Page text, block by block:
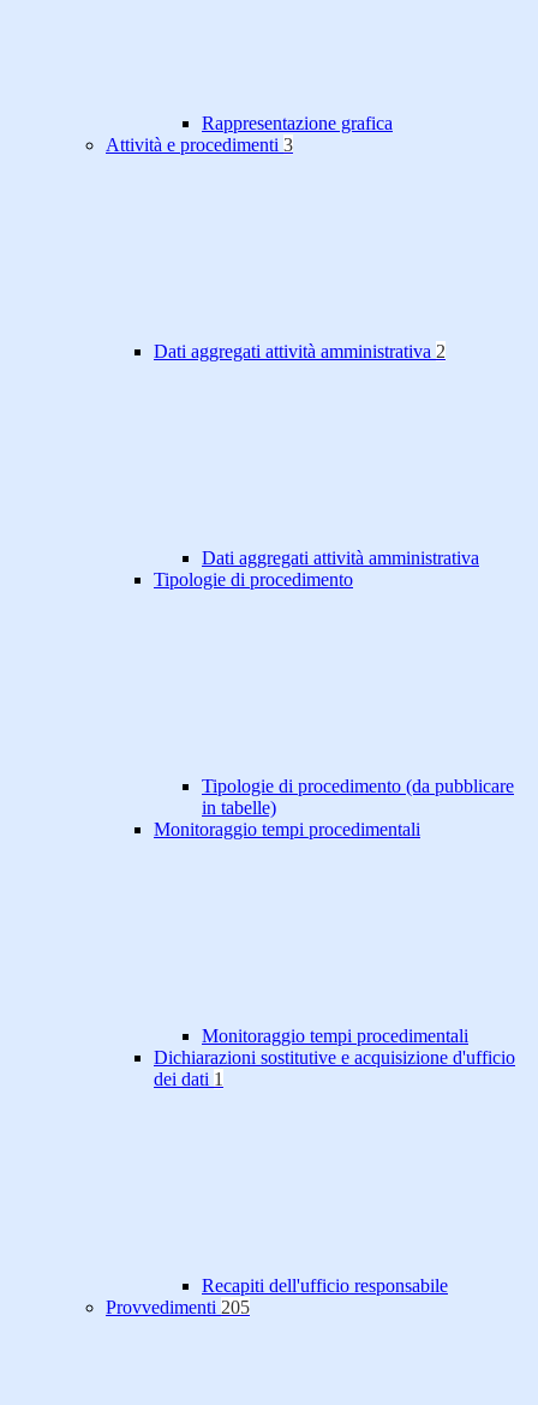
Rappresentazione grafica
Attività e procedimenti 3
Dati aggregati attività amministrativa 2
Dati aggregati attività amministrativa
Tipologie di procedimento
Tipologie di procedimento (da pubblicare
in tabelle)
Monitoraggio tempi procedimentali
Monitoraggio tempi procedimentali
Dichiarazioni sostitutive e acquisizione d'ufficio
dei dati 1
Recapiti dell'ufficio responsabile
Provvedimenti 205